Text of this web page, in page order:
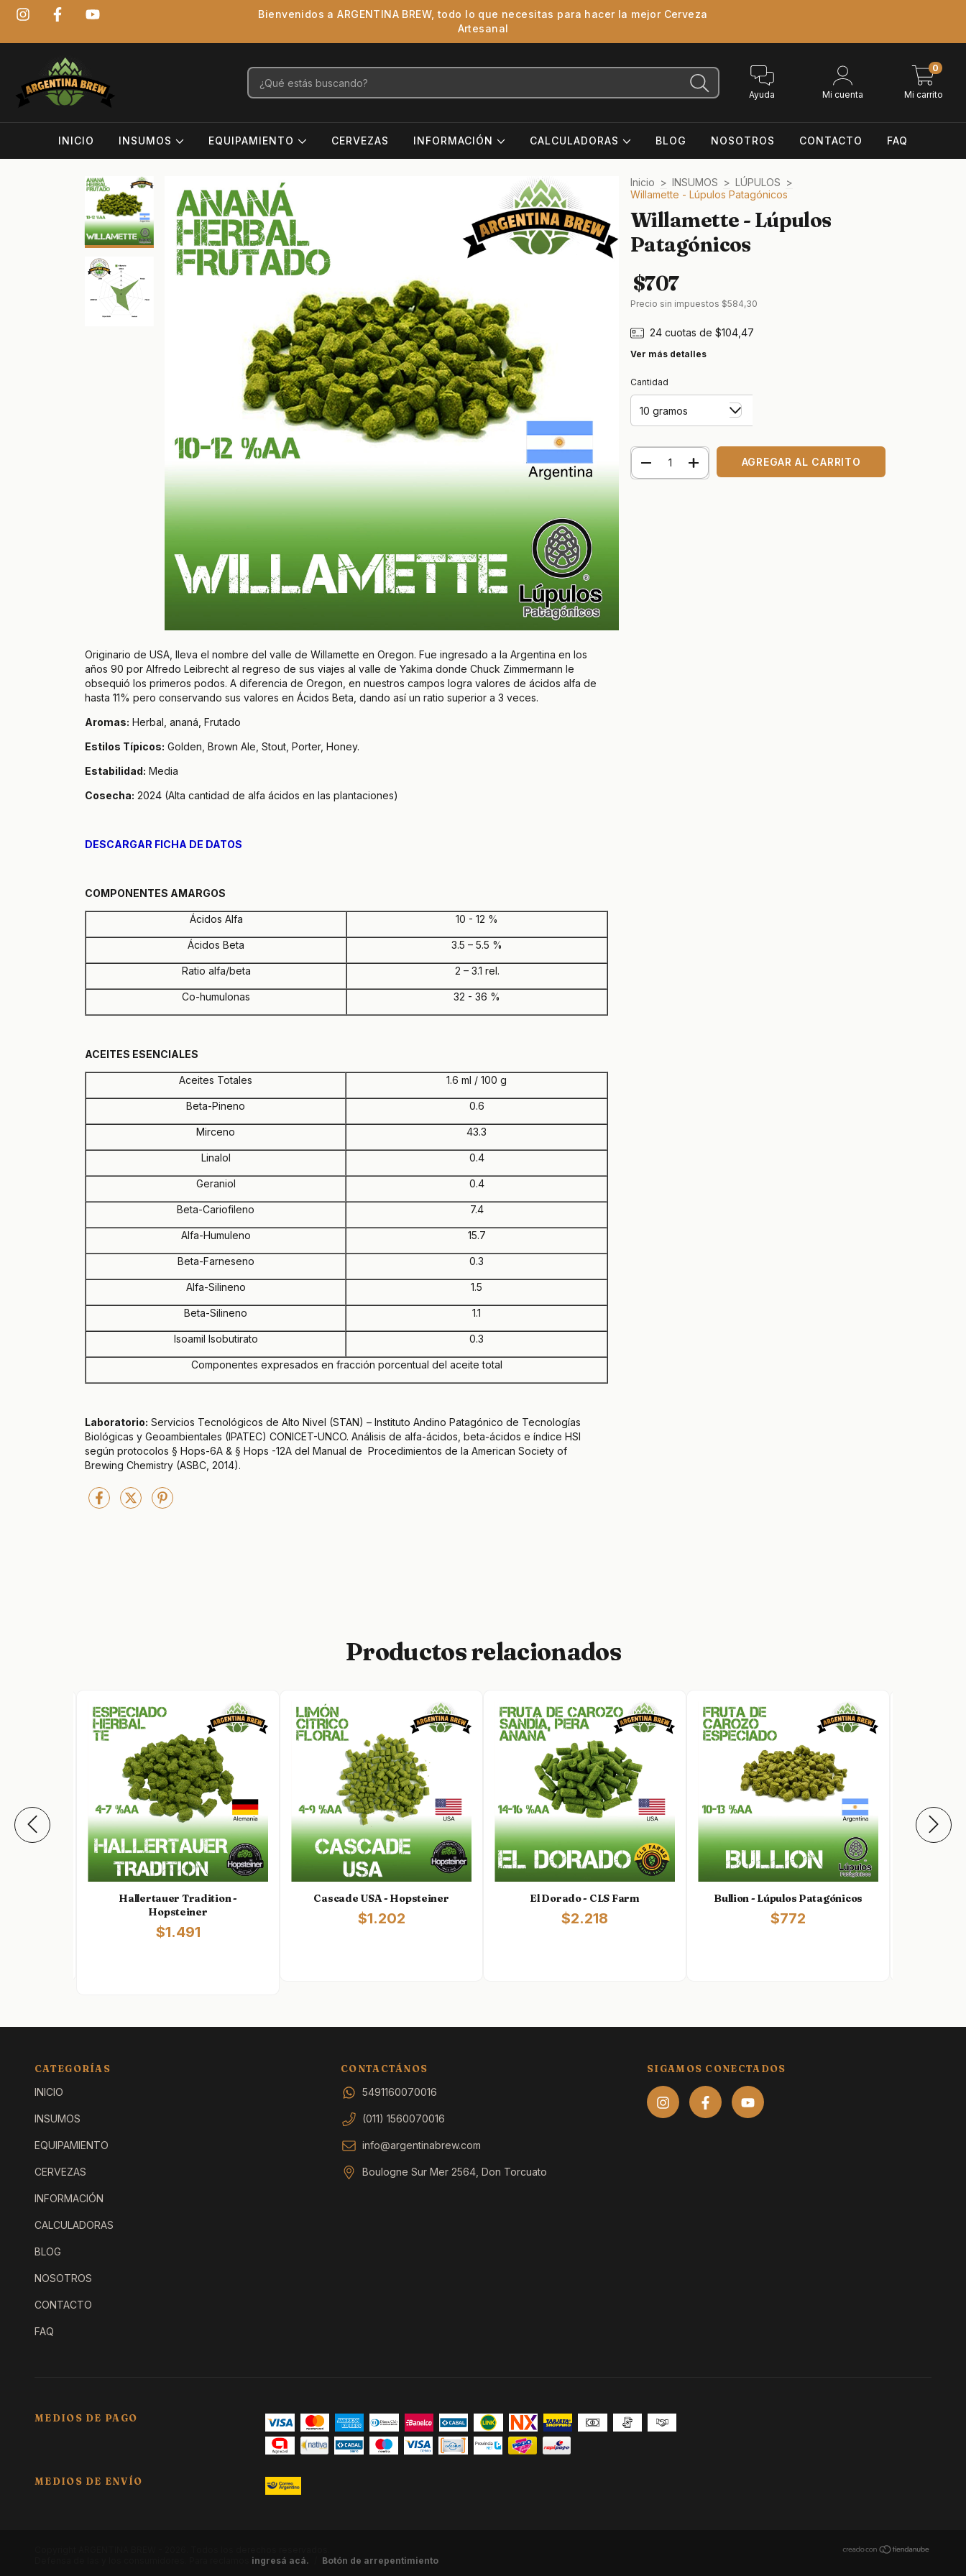
Bienvenidos a ARGENTINA BREW, todo lo que necesitas para hacer la mejor Cerveza
Artesanal
Ayuda Mi cuenta Mi carrito
0
INICIO INSUMOS EQUIPAMIENTO CERVEZAS INFORMACIÓN CALCULADORAS BLOG NOSOTROS CONTACTO FAQ
Originario de USA, lleva el nombre del valle de Willamette en Oregon. Fue ingresado a la Argentina en los
años 90 por Alfredo Leibrecht al regreso de sus viajes al valle de Yakima donde Chuck Zimmermann le
obsequió los primeros podos. A diferencia de Oregon, en nuestros campos logra valores de ácidos alfa de
hasta 11% pero conservando sus valores en Ácidos Beta, dando así un ratio superior a 3 veces.
Aromas: Herbal, ananá, Frutado
Estilos Típicos: Golden, Brown Ale, Stout, Porter, Honey.
Estabilidad: Media
Cosecha: 2024 (Alta cantidad de alfa ácidos en las plantaciones)
DESCARGAR FICHA DE DATOS
COMPONENTES AMARGOS
Ácidos Alfa 10 - 12 %
Ácidos Beta 3.5 – 5.5 %
Ratio alfa/beta 2 – 3.1 rel.
Co-humulonas 32 - 36 %
ACEITES ESENCIALES
Aceites Totales 1.6 ml / 100 g
Beta-Pineno 0.6
Mirceno 43.3
Linalol 0.4
Geraniol 0.4
Beta-Cariofileno 7.4
Alfa-Humuleno 15.7
Beta-Farneseno 0.3
Alfa-Silineno 1.5
Beta-Silineno 1.1
Isoamil Isobutirato 0.3
Componentes expresados en fracción porcentual del aceite total
Laboratorio: Servicios Tecnológicos de Alto Nivel (STAN) – Instituto Andino Patagónico de Tecnologías
Biológicas y Geoambientales (IPATEC) CONICET-UNCO. Análisis de alfa-ácidos, beta-ácidos e índice HSI
según protocolos § Hops-6A & § Hops -12A del Manual de Procedimientos de la American Society of
Brewing Chemistry (ASBC, 2014).
Inicio > INSUMOS > LÚPULOS >
Willamette - Lúpulos Patagónicos
Willamette - Lúpulos
Patagónicos
$707
Precio sin impuestos $584,30
24 cuotas de $104,47
Ver más detalles
Cantidad
Productos relacionados
Hallertauer Tradition -
Hopsteiner
$1.491
Cascade USA - Hopsteiner
$1.202
El Dorado - CLS Farm
$2.218
Bullion - Lúpulos Patagónicos
$772
CATEGORÍAS
INICIO
INSUMOS
EQUIPAMIENTO
CERVEZAS
INFORMACIÓN
CALCULADORAS
BLOG
NOSOTROS
CONTACTO
FAQ
CONTACTÁNOS
5491160070016
(011) 1560070016
info@argentinabrew.com
Boulogne Sur Mer 2564, Don Torcuato
SIGAMOS CONECTADOS
MEDIOS DE PAGO
MEDIOS DE ENVÍO
ingresá acá. Botón de arrepentimiento